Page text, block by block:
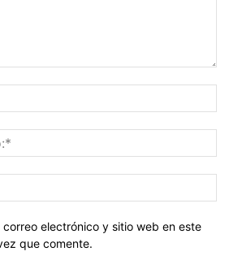
correo electrónico y sitio web en este
que comente.